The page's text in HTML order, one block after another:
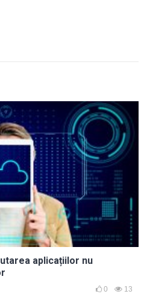
aplicațiilor nu
0 13